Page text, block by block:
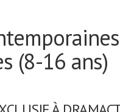
(8-16 ans)